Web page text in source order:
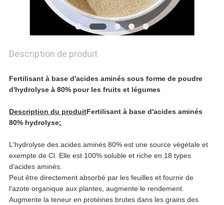
CONFIDENTIALITÉ
Description de produit
Fertilisant à base d'acides aminés sous forme de poudre
d'hydrolyse à 80% pour les fruits et légumes
Description du produitFertilisant à base d'acides aminés
80% hydrolyse:
L'hydrolyse des acides aminés 80% est une source végétale et
exempte de Cl. Elle est 100% soluble et riche en 18 types
d'acides aminés.
Peut être directement absorbé par les feuilles et fournir de
l'azote organique aux plantes, augmente le rendement.
Augmente la teneur en protéines brutes dans les grains des